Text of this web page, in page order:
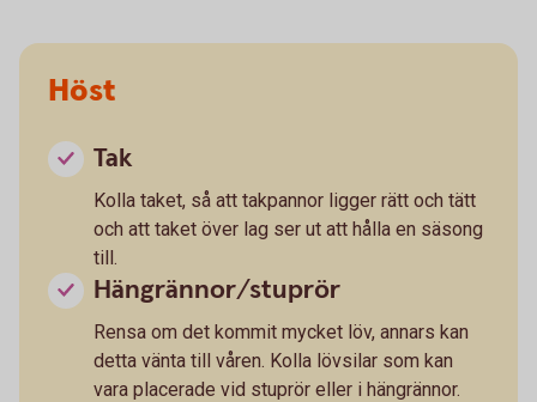
Höst
Tak
Kolla taket, så att takpannor ligger rätt och tätt
och att taket över lag ser ut att hålla en säsong
till.
Hängrännor/stuprör
Rensa om det kommit mycket löv, annars kan
detta vänta till våren. Kolla lövsilar som kan
vara placerade vid stuprör eller i hängrännor.